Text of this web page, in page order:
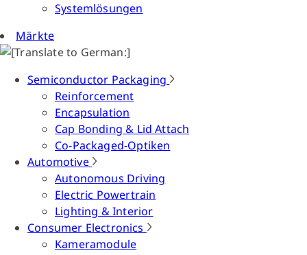
Systemlösungen
Märkte
Semiconductor Packaging
Reinforcement
Encapsulation
Cap Bonding & Lid Attach
Co-Packaged-Optiken
Automotive
Autonomous Driving
Electric Powertrain
Lighting & Interior
Consumer Electronics
Kameramodule